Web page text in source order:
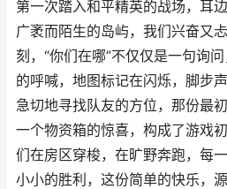
第一次踏入和平精英的战场，耳
广袤而陌生的岛屿，我们兴奋又
刻，“你们在哪”不仅仅是一句询
的呼喊，地图标记在闪烁，脚步
急切地寻找队友的方位，那份最
一个物资箱的惊喜，构成了游戏
们在房区穿梭，在旷野奔跑，每
小小的胜利，这份简单的快乐，